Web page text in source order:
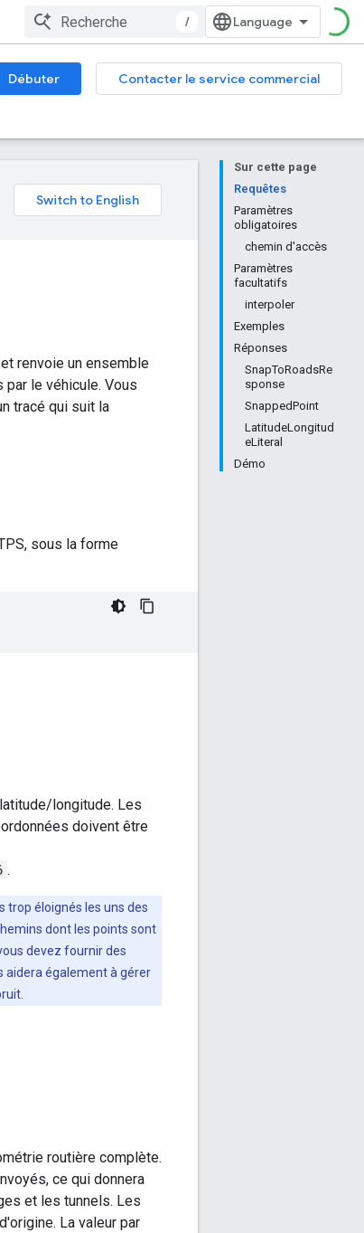
/
Débuter
Contacter le service commercial
Sur cette page
Requêtes
Paramètres
obligatoires
chemin d'accès
Paramètres
facultatifs
interpoler
Exemples
Réponses
SnapToRoadsRe
sponse
SnappedPoint
LatitudeLongitud
eLiteral
Démo
renvoie un ensemble
le véhicule. Vous
tracé qui suit la
sous la forme
longitude. Les
doivent être
.
trop éloignés les uns des
dont les points sont
devez fournir des
aidera également à gérer
routière complète.
ce qui donnera
et les tunnels. Les
La valeur par